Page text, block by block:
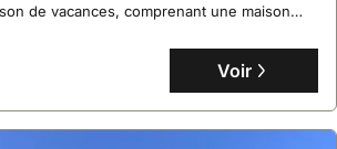
de vacances, comprenant une maison
peut accueillir jusqu'à 10
d'un grand jardin arboré pour un séjour
Voir